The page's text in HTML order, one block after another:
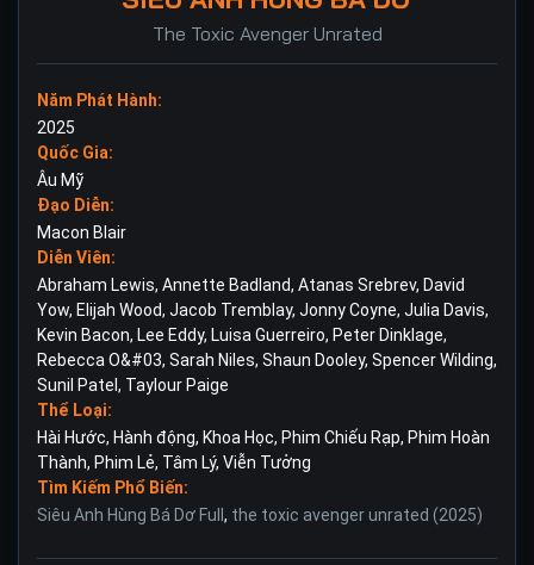
The Toxic Avenger Unrated
Năm Phát Hành:
2025
Quốc Gia:
Âu Mỹ
Đạo Diễn:
Macon Blair
Diễn Viên:
Abraham Lewis, Annette Badland, Atanas Srebrev, David
Yow, Elijah Wood, Jacob Tremblay, Jonny Coyne, Julia Davis,
Kevin Bacon, Lee Eddy, Luisa Guerreiro, Peter Dinklage,
Rebecca O&#03, Sarah Niles, Shaun Dooley, Spencer Wilding,
Sunil Patel , Taylour Paige
Thể Loại:
Hài Hước, Hành động, Khoa Học, Phim Chiếu Rạp, Phim Hoàn
Thành, Phim Lẻ, Tâm Lý, Viễn Tưởng
Tìm Kiếm Phổ Biến:
Siêu Anh Hùng Bá Dơ Full , the toxic avenger unrated (2025)